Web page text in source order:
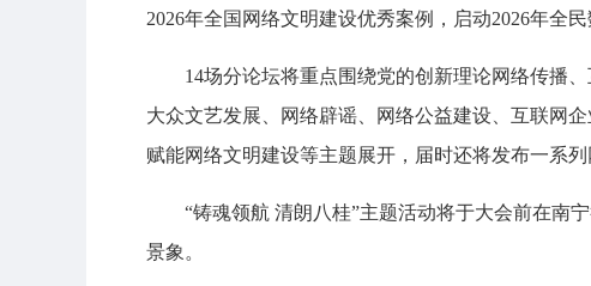
2026年全国网络文明建设优秀案例，启动2026年全
14场分论坛将重点围绕党的创新理论网络传播
大众文艺发展、网络辟谣、网络公益建设、互联网
赋能网络文明建设等主题展开，届时还将发布一系列
“铸魂领航 清朗八桂”主题活动将于大会前在南
景象。